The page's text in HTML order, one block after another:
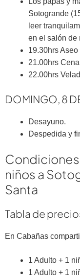
Sotogrande
leer
en el salón de
19.30hrs
21.00hrs
22.00hrs
DOMINGO, 8
Desayuno.
Despedida y
niños a
Santa
Tabla de
En Cabañas
1 Adulto + 1
1 Adulto + 1